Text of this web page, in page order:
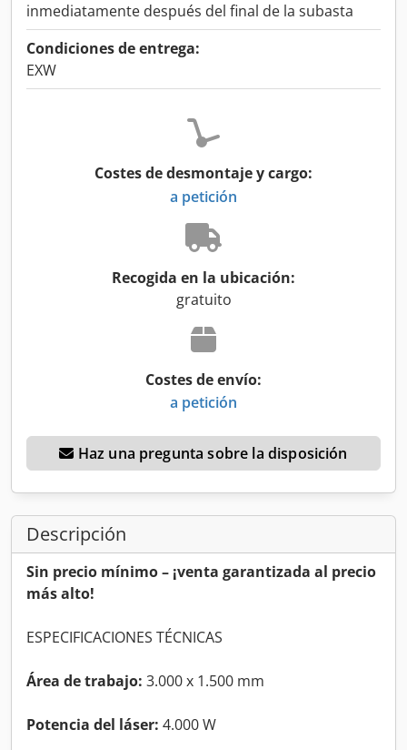
inmediatamente después del final de la subasta
Condiciones de entrega:
EXW
Costes de desmontaje y cargo:
a petición
Recogida en la ubicación:
gratuito
Costes de envío:
a petición
Haz una pregunta sobre la disposición
Descripción
Sin precio mínimo – ¡venta garantizada al precio
más alto!
ESPECIFICACIONES TÉCNICAS
Área de trabajo: 3.000 x 1.500 mm
Potencia del láser: 4.000 W